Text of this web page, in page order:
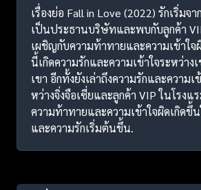
เรื่องย่อ Fall in Love (2022) รักเริ่มจ
เป็นประธานบริษัทและพบกับลูกค้า
เผชิญกับความท้าทายและความเข้าใจ
นี้เกิดความรักและความเข้าใจระหว่าง
เขา อีกทั้งยังเล่าถึงความรักและความเ
หว่างจิ่งจือเซี่ยและลูกค้า VIP ในโรงแ
ความท้าทายและความเข้าใจผิดเกิดขึ้
และความรักเริ่มต้นขึ้น.